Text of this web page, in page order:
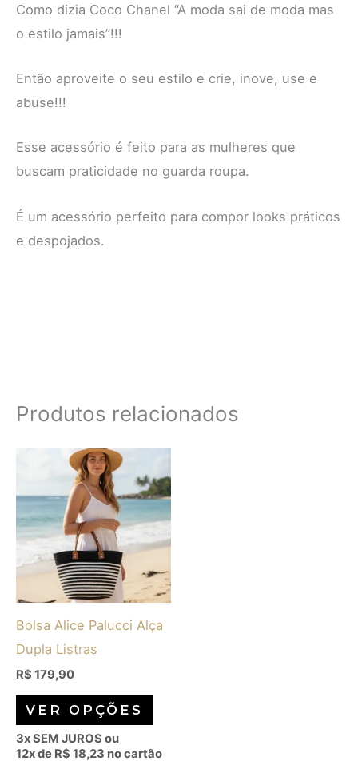
Como dizia Coco Chanel “A moda sai de moda mas
o estilo jamais”!!!
Então aproveite o seu estilo e crie, inove, use e
abuse!!!
Esse acessório é feito para as mulheres que
buscam praticidade no guarda roupa.
É um acessório perfeito para compor looks práticos
e despojados.
Produtos relacionados
Bolsa Alice Palucci Alça
Dupla Listras
R$ 179,90
VER OPÇÕES
produto
variantes.
As
opções
podem
na
página
do
3x SEM JUROS ou
12x de R$ 18,23 no cartão